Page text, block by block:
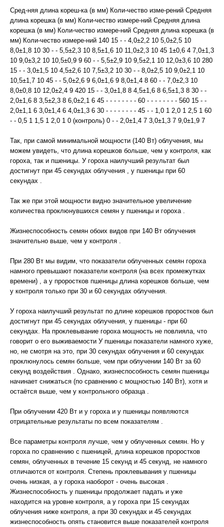
Сред-няя длина кореш-ка (в мм) Коли-чество изме-рений Средняя
длина корешка (в мм) Коли-чество измере-ний Средняя длина
корешка (в мм) Коли-чество измере-ний Средняя длина корешка (в
мм) Коли-чество измере-ний 140 15 - - 4,0±2,2 10 5,0±2,5 10
8,0±1,8 10 30 - - 5,5±2,3 10 8,5±1,6 10 11,0±2,3 10 45 1±0,6 4 7,0±1,3
10 9,0±3,2 10 10,5±0,9 9 60 - - 5,5±2,9 10 9,5±2,1 10 12,0±3,6 10 280
15 - - 3,0±1,5 10 4,5±2,6 10 7,5±3,2 10 30 - - 8,0±2,5 10 9,0±2,1 10
10,5±1,7 10 45 - - 5,0±2,6 9 6,0±1,6 9 8,0±1,4 8 60 - - 7,0±2,3 10
8,0±0,8 10 12,0±2,4 9 420 15 - - 3,0±1,8 8 4,5±1,6 8 6,5±1,3 8 30 - -
2,0±1,6 8 3,5±2,3 8 6,0±2,1 6 45 - - - - - - - - 60 - - - - - - - - 560 15 - -
2,0±1,1 6 3,0±1,4 6 4,0±1,3 6 30 - - - - - - - - 45 - - 1,0 1 2,0 1 2,5 1 60
- - 0,5 1 1,5 1 2,0 1 0 (контроль) 0 - - 2,0±1,4 7 3,0±1,3 7 9,0±1,9 7
Так, при самой минимальной мощности (140 Вт) облучения, мы
можем увидеть, что длина корешков больше, чем у контроля, как
гороха, так и пшеницы. У гороха наилучший результат был
достигнут при 45 секундах облучения , у пшеницы при 60
секундах .
Так же при этой мощности видно значительное увеличение
количества проклюнувшихся семян у пшеницы и гороха .
Жизнеспособность семян обоих видов при 140 Вт облучения
значительно выше, чем у контроля .
При 280 Вт мы видим, что показатели облученных семян гороха
намного превышают показатели контроля (на всех промежутках
времени) , а у проростков пшеницы длина корешков больше, чем
у контроля только при 30 и 60 секундах облучения.
У гороха наилучший результат по длине корешков проростков был
достигнут при 45 секундах облучения, у пшеницы - при 60
секундах. На проклевывание гороха мощность не повлияла, что
говорит о его выживаемости У пшеницы показатели намного хуже,
но, не смотря на это, при 30 секундах облучения и 60 секундах
проклюнулось семян больше, чем при облучении 140 Вт за 60
секунд воздействия . Однако, жизнеспособность семян пшеницы
начинает снижаться (по сравнению с мощностью 140 Вт), хотя и
остаётся выше, чем у контрольного образца .
При облучении 420 Вт и у гороха и у пшеницы появляются
отрицательные результаты по всем показателям .
Все параметры контроля лучше, чем у облученных семян. Но у
гороха по сравнению с пшеницей, длина корешков проростков
семян, облученных в течение 15 секунд и 45 секунд, не намного
отличаются от контроля. Степень проклевывания у пшеницы
очень низкая, а у гороха наоборот - очень высокая .
Жизнеспособность у пшеницы продолжает падать и уже
находится на уровне контроля, а у гороха при 15 секундах
облучения ниже контроля, а при 30 секундах и 45 секундах
жизнеспособность опять становится выше показателей контроля